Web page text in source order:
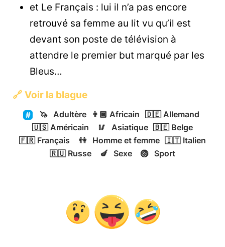
et Le Français : lui il n’a pas encore
retrouvé sa femme au lit vu qu’il est
devant son poste de télévision à
attendre le premier but marqué par les
Bleus…
🔗 Voir la blague
🦄 Adultère 👨🏿 Africain 🇩🇪Allemand
🇺🇸 Américain 🥢 Asiatique 🇧🇪Belge
🇫🇷 Français 👫 Homme et femme 🇮🇹Italien
🇷🇺Russe 🍆 Sexe 🏐 Sport